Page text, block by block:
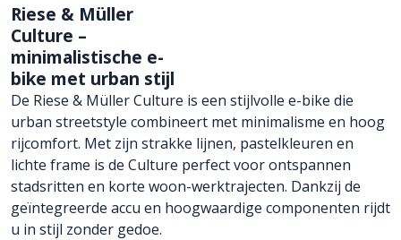
Riese & Müller
Culture –
minimalistische e-
bike met urban stijl
De Riese & Müller Culture is een stijlvolle e-bike die
urban streetstyle combineert met minimalisme en hoog
rijcomfort. Met zijn strakke lijnen, pastelkleuren en
lichte frame is de Culture perfect voor ontspannen
stadsritten en korte woon-werktrajecten. Dankzij de
geïntegreerde accu en hoogwaardige componenten rijdt
u in stijl zonder gedoe.